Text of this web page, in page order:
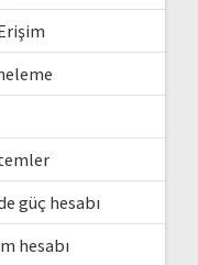
güç hesabı
hesabı